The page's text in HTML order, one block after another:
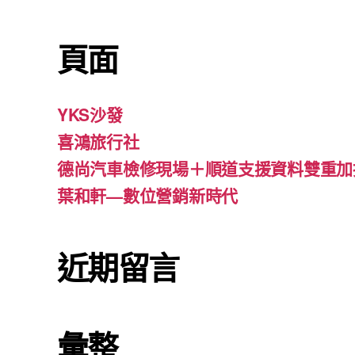
頁面
YKS沙發
喜鴻旅行社
德尚汽車檢修現場＋順道支援資料雙重
葉和軒—數位營銷新時代
近期留言